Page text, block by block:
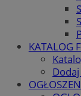
KATALOG